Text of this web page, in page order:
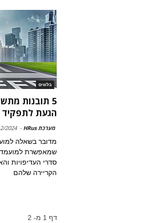
בלוגים
5 תובנות
הגעת לתפקיד
מערכת HRus -
2024
מדובר בשאלה
שמאפשרת
סדרי העדיפויות
הקריירה שלהם
דף 1 מ- 2